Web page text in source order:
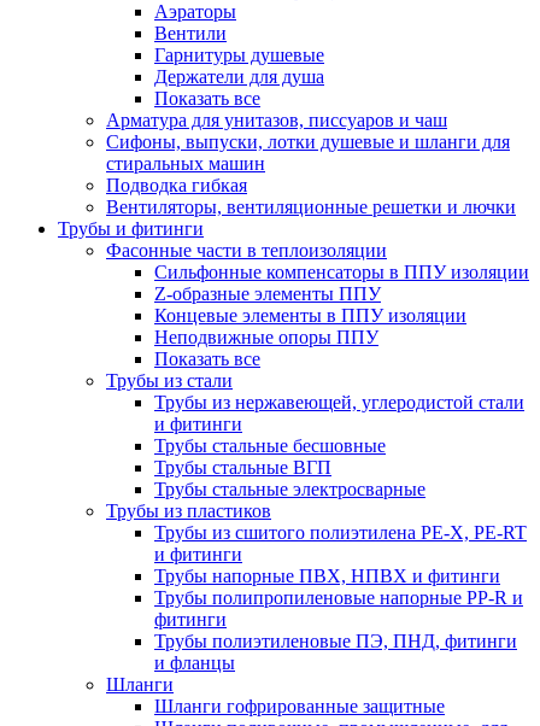
Аэраторы
Вентили
Гарнитуры душевые
Держатели для душа
Показать все
Арматура для унитазов, писсуаров и чаш
Сифоны, выпуски, лотки душевые и шланги для
стиральных машин
Подводка гибкая
Вентиляторы, вентиляционные решетки и лючки
Трубы и фитинги
Фасонные части в теплоизоляции
Cильфонные компенсаторы в ППУ изоляции
Z-образные элементы ППУ
Концевые элементы в ППУ изоляции
Неподвижные опоры ППУ
Показать все
Трубы из стали
Трубы из нержавеющей, углеродистой стали
и фитинги
Трубы стальные бесшовные
Трубы стальные ВГП
Трубы стальные электросварные
Трубы из пластиков
Трубы из сшитого полиэтилена PE-X, PE-RT
и фитинги
Трубы напорные ПВХ, НПВХ и фитинги
Трубы полипропиленовые напорные PP-R и
фитинги
Трубы полиэтиленовые ПЭ, ПНД, фитинги
и фланцы
Шланги
Шланги гофрированные защитные